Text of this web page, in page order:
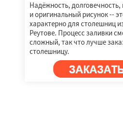
Надёжность,
и оригинальный рисунок --
характерно для столешниц
Реутове. Процесс заливки
сложный, так что лучше
столешницу.